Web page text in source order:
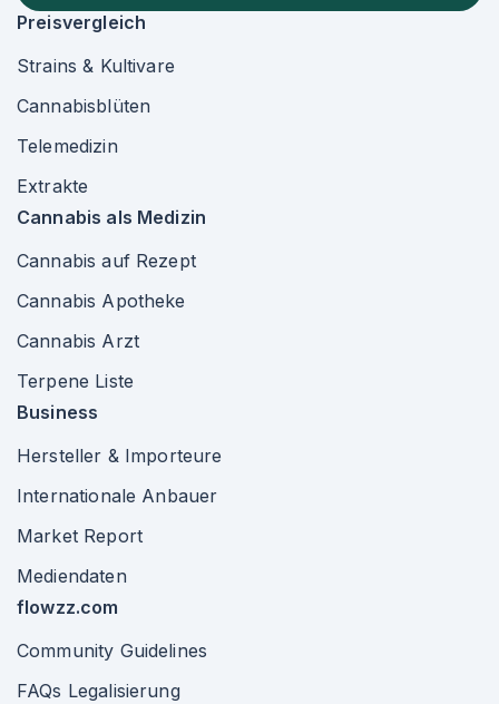
Preisvergleich
Strains & Kultivare
Cannabisblüten
Telemedizin
Extrakte
Cannabis als Medizin
Cannabis auf Rezept
Cannabis Apotheke
Cannabis Arzt
Terpene Liste
Business
Hersteller & Importeure
Internationale Anbauer
Market Report
Mediendaten
flowzz.com
Community Guidelines
FAQs Legalisierung